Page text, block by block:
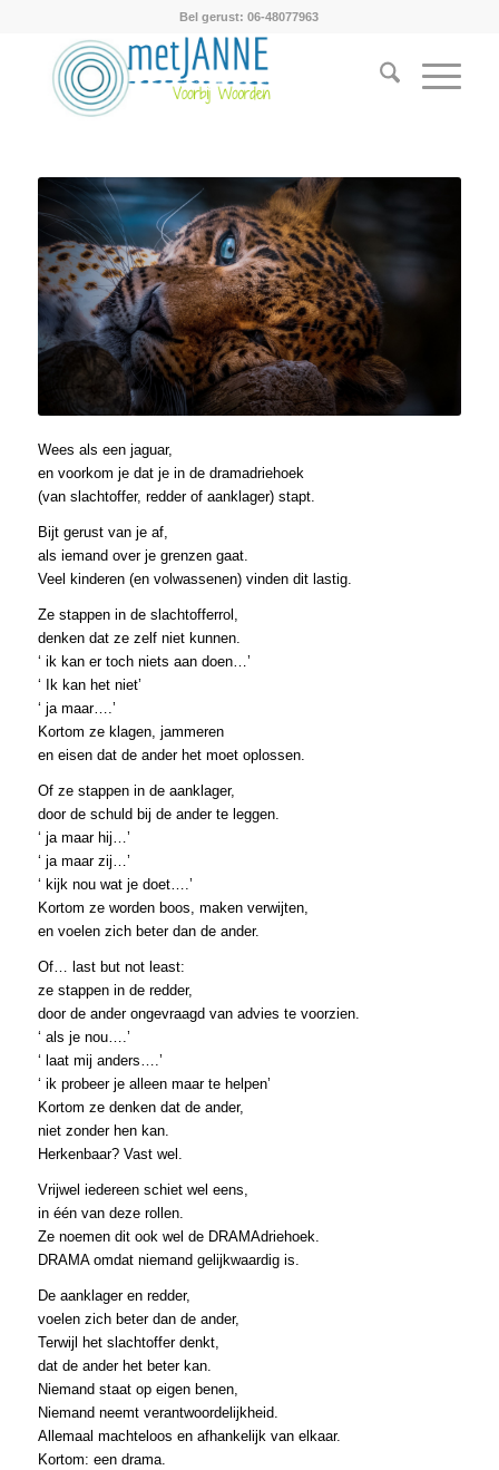
Bel gerust: 06-48077963
Wees als een jaguar,
en voorkom je dat je in de dramadriehoek
(van slachtoffer, redder of aanklager) stapt.
Bijt gerust van je af,
als iemand over je grenzen gaat.
Veel kinderen (en volwassenen) vinden dit lastig.
Ze stappen in de slachtofferrol,
denken dat ze zelf niet kunnen.
‘ ik kan er toch niets aan doen…’
‘ Ik kan het niet’
‘ ja maar….’
Kortom ze klagen, jammeren
en eisen dat de ander het moet oplossen.
Of ze stappen in de aanklager,
door de schuld bij de ander te leggen.
‘ ja maar hij…’
‘ ja maar zij…’
‘ kijk nou wat je doet….’
Kortom ze worden boos, maken verwijten,
en voelen zich beter dan de ander.
Of… last but not least:
ze stappen in de redder,
door de ander ongevraagd van advies te voorzien.
‘ als je nou….’
‘ laat mij anders….’
‘ ik probeer je alleen maar te helpen’
Kortom ze denken dat de ander,
niet zonder hen kan.
Herkenbaar? Vast wel.
Vrijwel iedereen schiet wel eens,
in één van deze rollen.
Ze noemen dit ook wel de DRAMAdriehoek.
DRAMA omdat niemand gelijkwaardig is.
De aanklager en redder,
voelen zich beter dan de ander,
Terwijl het slachtoffer denkt,
dat de ander het beter kan.
Niemand staat op eigen benen,
Niemand neemt verantwoordelijkheid.
Allemaal machteloos en afhankelijk van elkaar.
Kortom: een drama.